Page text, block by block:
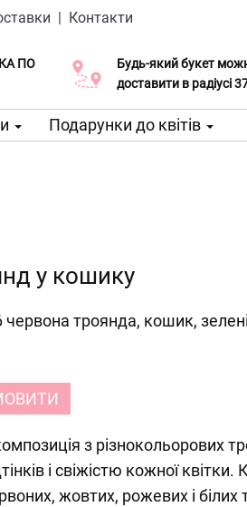
| Контакти
ПО
Будь-який букет
доставити в радіусі
Послуга Click & Collect
Подарунки до квітів
у кошику
червона троянда, кошик,
з різнокольорових
і свіжістю кожної квітки.
жовтих, рожевих і